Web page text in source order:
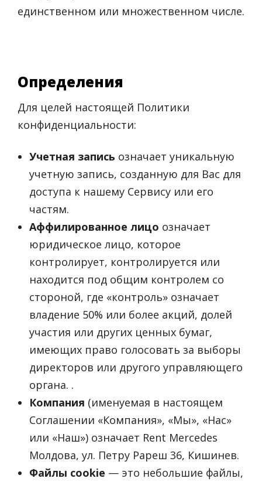
единственном или множественном числе.
Определения
Для целей настоящей Политики
конфиденциальности:
Учетная запись означает уникальную
учетную запись, созданную для Вас для
доступа к нашему Сервису или его
частям.
Аффилированное лицо означает
юридическое лицо, которое
контролирует, контролируется или
находится под общим контролем со
стороной, где «контроль» означает
владение 50% или более акций, долей
участия или других ценных бумаг,
имеющих право голосовать за выборы
директоров или другого управляющего
органа. .
Компания (именуемая в настоящем
Соглашении «Компания», «Мы», «Нас»
или «Наш») означает Rent Mercedes
Молдова, ул. Петру Рареш 36, Кишинев.
Файлы cookie — это небольшие файлы,